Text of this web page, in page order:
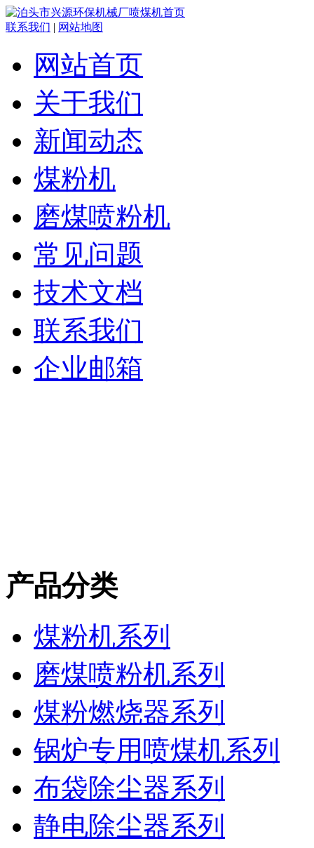
联系我们 | 网站地图
网站首页
关于我们
新闻动态
煤粉机
磨煤喷粉机
常见问题
技术文档
联系我们
企业邮箱
产品分类
煤粉机系列
磨煤喷粉机系列
煤粉燃烧器系列
锅炉专用喷煤机系列
布袋除尘器系列
静电除尘器系列